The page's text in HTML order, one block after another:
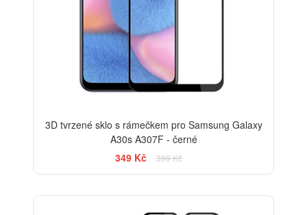
3D tvrzené sklo s rámečkem pro Samsung Galaxy
A30s A307F - černé
349 Kč
399 Kč